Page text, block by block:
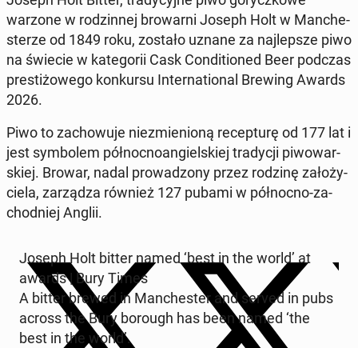
warzone w ro­dzin­nej bro­war­ni Joseph Holt w Man­che­
ste­rze od 1849 roku, zostało uznane za naj­lep­sze piwo
na świecie w ka­te­go­rii Cask Con­di­tio­ned Beer podczas
pre­sti­żo­we­go kon­kur­su In­ter­na­tio­nal Brewing Awards
2026.
Piwo to za­cho­wu­je nie­zmie­nio­ną re­cep­tu­rę od 177 lat i
jest sym­bo­lem pół­noc­no­an­giel­skiej tra­dy­cji pi­wo­war­
skiej. Browar, nadal pro­wa­dzo­ny przez rodzinę za­ło­ży­
cie­la, za­rzą­dza również 127 pubami w pół­noc­no-za­
chod­niej Anglii.
Joseph Holt bitter named ‘best in the world’ at
awards | Bury Times
A bitter brewed in Man­che­ster and served in pubs
across the Bury borough has been named ‘the
best in the world’.